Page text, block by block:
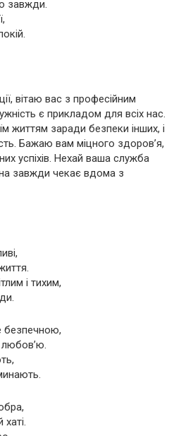
завжди.
вітаю вас з професійним
є прикладом для всіх нас.
життям заради безпеки інших, і
Бажаю вам міцного здоров’я,
успіхів. Нехай ваша служба
завжди чекає вдома з
і тихим,
безпечною,